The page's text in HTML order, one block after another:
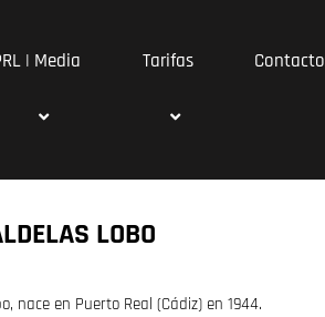
| Media Tarifas Contacto
LOBO
nace en Puerto Real (Cádiz) en 1944.